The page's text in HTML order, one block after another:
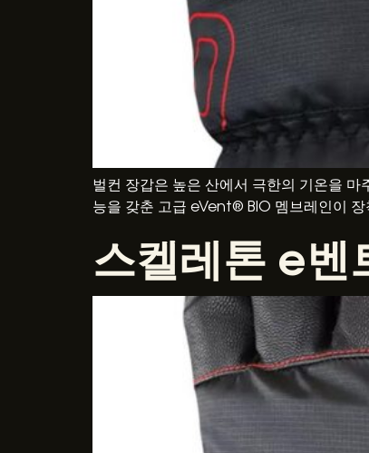
벌컨 장갑은 높은 산에서 극한의 기온을
능을 갖춘 고급 eVent® BIO 멤브레인이
스켈레톤 e벤